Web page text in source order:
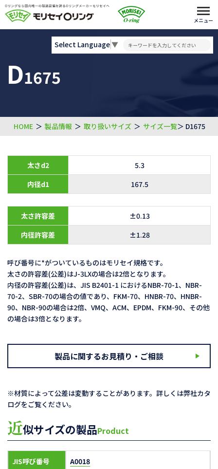
メニュー
D1675
Select Language▼
HOME ＞ 製品情報 ＞ 取り扱いサイズ ＞ サイズ一覧＞ D1675
太さd2
5.3
内径d1
167.5
太さ許容差
±0.13
内径許容差
±1.28
呼び番号に*がついているものはモリセイ規格です。
太さの許容差(公差)はJ-3LXの場合は2倍となります。
内径の許容差(公差)は、JIS B2401-1 におけるNBR-70-1、NBR-
70-2、SBR-70の場合の値であり、FKM-70、HNBR-70、HNBR-
90、NBR-90の場合は2倍、VMQ、ACM、EPDM、FKM-90、その他
の場合は3倍となります。
製品に関するお見積り・ご相談
※材質によって公差は変動することがあります。詳しくは弊社カタ
ログをご覧ください。
近似サイズの製品Product
JIS呼び番号 A0018